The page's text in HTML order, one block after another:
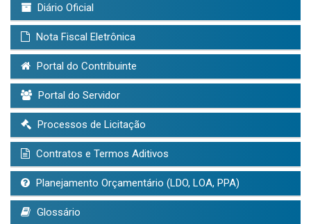
Diário Oficial
Nota Fiscal Eletrônica
Portal do Contribuinte
Portal do Servidor
Processos de Licitação
Contratos e Termos Aditivos
Planejamento Orçamentário (LDO, LOA, PPA)
Glossário